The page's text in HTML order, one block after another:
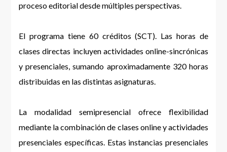
proceso editorial desde múltiples perspectivas.
El programa tiene 60 créditos (SCT). Las horas de
clases directas incluyen actividades online-sincrónicas
y presenciales, sumando aproximadamente 320 horas
distribuidas en las distintas asignaturas.
La modalidad semipresencial ofrece flexibilidad
mediante la combinación de clases online y actividades
presenciales específicas. Estas instancias presenciales